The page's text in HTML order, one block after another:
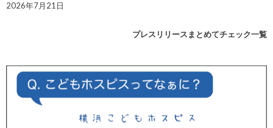
2026年7月21日
プレスリリースまとめてチェック一覧